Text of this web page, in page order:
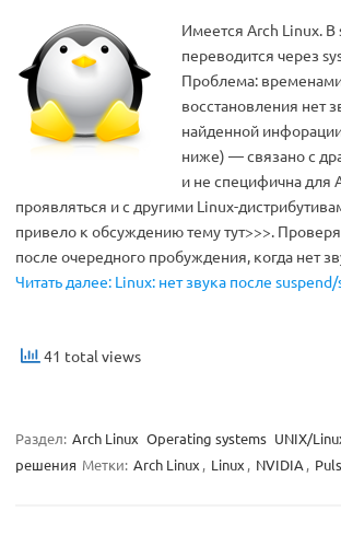
Имеется Arch Linux. В
переводится через
Проблема:
восстановления нет
найденной
ниже) — связано с
и не специфична
проявляться и с другими Linux-
привело к обсуждению тему тут>>>.
после очередного пробуждения, когда нет
Читать далее: Linux: нет звука после
41 total views
Раздел: Arch Linux Operating systems UNIX/
решения Метки: Arch Linux , Linux , NVIDIA ,